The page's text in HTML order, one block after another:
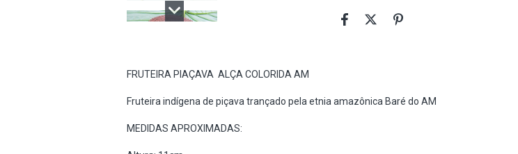
FRUTEIRA PIAÇAVA ALÇA COLORIDA AM
Fruteira indígena de piçava trançado pela etnia amazônica Baré do AM
MEDIDAS APROXIMADAS: